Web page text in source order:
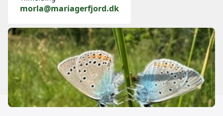
morla@mariagerfjord.dk